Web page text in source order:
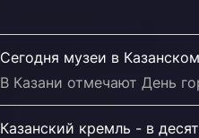
Сегодня музеи в
В Казани отмечают День
Казанский кремль - в